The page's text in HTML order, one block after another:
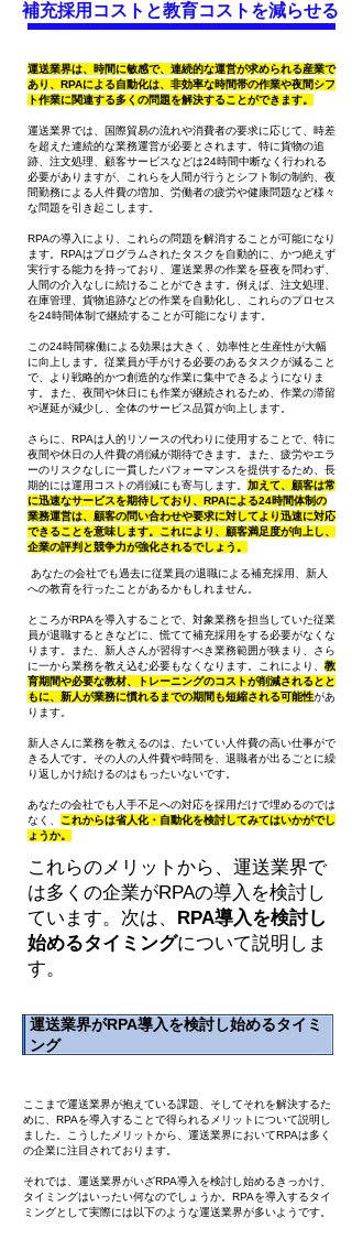
補充採用コストと教育コストを減らせる
運送業界は、時間に敏感で、連続的な運営が求められる産業で
あり、RPAによる自動化は、非効率な時間帯の作業や夜間シフ
ト作業に関連する多くの問題を解決することができます。
運送業界では、国際貿易の流れや消費者の要求に応じて、時差
を超えた連続的な業務運営が必要とされます。特に貨物の追
跡、注文処理、顧客サービスなどは24時間中断なく行われる
必要がありますが、これらを人間が行うとシフト制の制約、夜
間勤務による人件費の増加、労働者の疲労や健康問題など様々
な問題を引き起こします。
RPAの導入により、これらの問題を解消することが可能になり
ます。RPAはプログラムされたタスクを自動的に、かつ絶えず
実行する能力を持っており、運送業界の作業を昼夜を問わず、
人間の介入なしに続けることができます。例えば、注文処理、
在庫管理、貨物追跡などの作業を自動化し、これらのプロセス
を24時間体制で継続することが可能になります。
この24時間稼働による効果は大きく、効率性と生産性が大幅
に向上します。従業員が手がける必要のあるタスクが減ること
で、より戦略的かつ創造的な作業に集中できるようになりま
す。また、夜間や休日にも作業が継続されるため、作業の滞留
や遅延が減少し、全体のサービス品質が向上します。
さらに、RPAは人的リソースの代わりに使用することで、特に
夜間や休日の人件費の削減が期待できます。また、疲労やエラ
ーのリスクなしに一貫したパフォーマンスを提供するため、長
期的には運用コストの削減にも寄与します。 加えて、顧客は常
に迅速なサービスを期待しており、RPAによる24時間体制の
業務運営は、顧客の問い合わせや要求に対してより迅速に対応
できることを意味します。これにより、顧客満足度が向上し、
企業の評判と競争力が強化されるでしょう。
あなたの会社でも過去に従業員の退職による補充採用、新人
への教育を行ったことがあるかもしれません。
ところがRPAを導入することで、対象業務を担当していた従業
員が退職するときなどに、慌てて補充採用をする必要がなくな
ります。また、新人さんが習得すべき業務範囲が狭まり、さら
に一から業務を教え込む必要もなくなります。これにより、 教
育期間や必要な教材、トレーニングのコストが削減されるとと
もに、新人が業務に慣れるまでの期間も短縮される可能性があ
ります。
新人さんに業務を教えるのは、たいてい人件費の高い仕事がで
きる人です。その人の人件費や時間を、退職者が出るごとに繰
り返しかけ続けるのはもったいないです。
あなたの会社でも人手不足への対応を採用だけで埋めるのでは
なく、 これからは省人化・自動化を検討してみてはいかがでし
ょうか。
これらのメリットから、運送業界で
は多くの企業がRPAの導入を検討し
ています。次は、 RPA導入を検討し
始めるタイミングについて説明しま
す。
運送業界がRPA導入を検討し始めるタイミ
ング
ここまで運送業界が抱えている課題、そしてそれを解決するた
めに、RPAを導入することで得られるメリットについて説明し
ました。こうしたメリットから、運送業界においてRPAは多く
の企業に注目されております。
それでは、運送業界がいざRPA導入を検討し始めるきっかけ、
タイミングはいったい何なのでしょうか。RPAを導入するタイ
ミングとして実際には以下のような運送業界が多いようです。